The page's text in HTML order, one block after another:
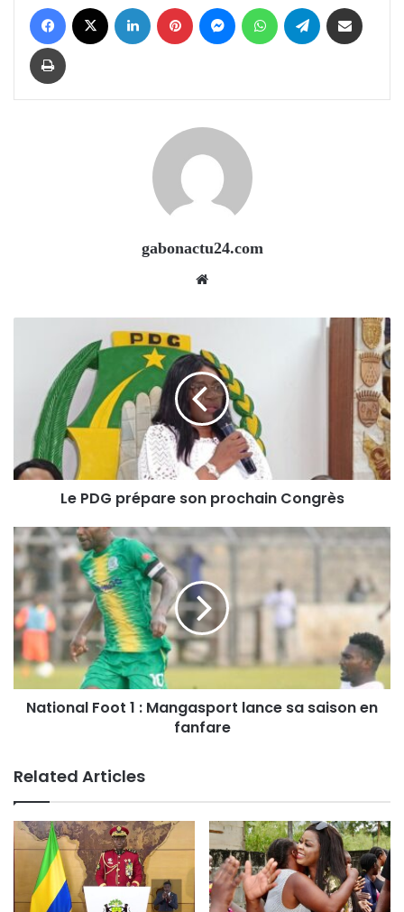
Facebook LinkedIn Pinterest Messenger WhatsApp Telegram
Print
gabonactu24.com
Le PDG prépare son prochain Congrès
National Foot 1 : Mangasport lance sa saison en
fanfare
Related Articles